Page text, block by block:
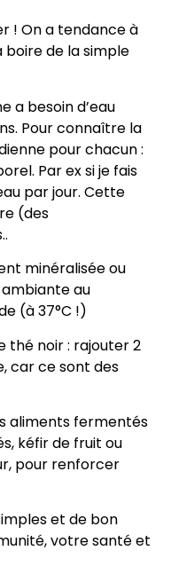
! On a tendance à
boire de la simple
a besoin d’eau
Pour connaître la
pour chacun :
Par ex si je fais
par jour. Cette
(des
minéralisée ou
au
(à 37°C !)
thé noir : rajouter 2
car ce sont des
aliments fermentés
kéfir de fruit ou
pour renforcer
et de bon
votre santé et